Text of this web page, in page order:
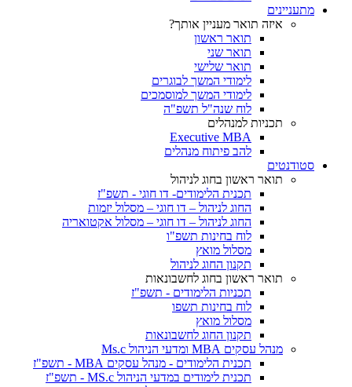
מתעניינים
איזה תואר מעניין אותך?
תואר ראשון
תואר שני
תואר שלישי
לימודי המשך לבוגרים
לימודי המשך למוסמכים
לוח שנה"ל תשפ"ה
תכניות למנהלים
Executive MBA
להב פיתוח מנהלים
סטודנטים
תואר ראשון בחוג לניהול
תכנית הלימודים- דו חוגי - תשפ"ז
החוג לניהול – דו חוגי – מסלול יזמות
החוג לניהול – דו חוגי – מסלול אקטואריה
לוח בחינות תשפ"ו
מסלול מואץ
תקנון החוג לניהול
תואר ראשון בחוג לחשבונאות
תכניות הלימודים - תשפ"ז
לוח בחינות תשפו
מסלול מואץ
תקנון החוג לחשבונאות
מנהל עסקים MBA ומדעי הניהול Ms.c
תכנית הלימודים - מנהל עסקים MBA - תשפ"ז
תכנית לימודים במדעי הניהול MS.c - תשפ"ז